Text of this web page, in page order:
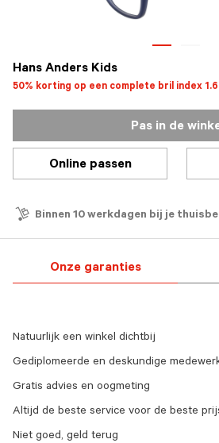
Hans Anders Kids
50% korting op een complete bril index 1.6
Pas in de
Online passen
Binnen 10 werkdagen bij je
Onze garanties
Natuurlijk een winkel dichtbij
Gediplomeerde en deskundige
Gratis advies en oogmeting
Altijd de beste service voor de beste
Niet goed, geld terug